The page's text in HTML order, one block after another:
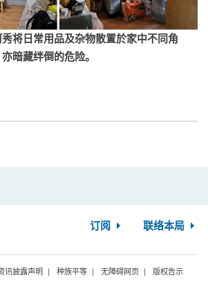
将日常用品及杂物散置於家中不同角
暗藏绊倒的危险。
订阅 联络本局
讯披露声明 种族平等 无障碍网页
版权告示